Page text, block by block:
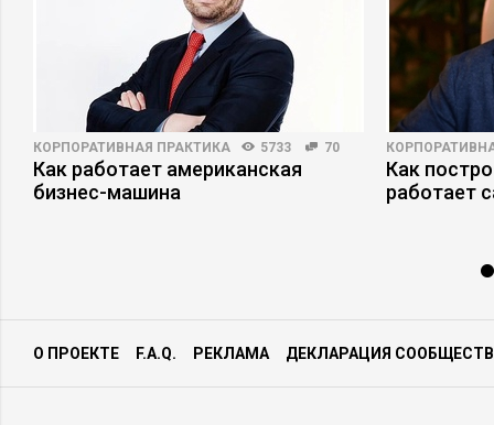
КОРПОРАТИВНАЯ ПРАКТИКА 5733 70
Как работает американская
бизнес-машина
Как
работает
О ПРОЕКТЕ F.A.Q. РЕКЛАМА ДЕКЛАРАЦИЯ